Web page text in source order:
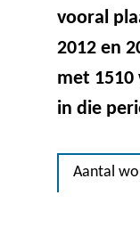
vooral
2012 en
met 1510
in die
Aantal